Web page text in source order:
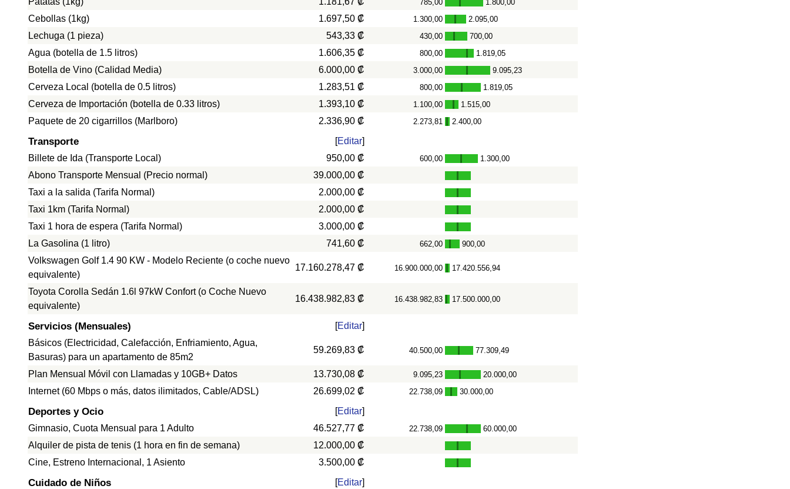
785,00 - 1.800,00
Cebollas (1kg) 1.697,50 ₡ 1.300,00 - 2.095,00
Lechuga (1 pieza) 543,33 ₡ 430,00 - 700,00
Agua (botella de 1.5 litros) 1.606,35 ₡ 800,00 - 1.819,05
Botella de Vino (Calidad Media) 6.000,00 ₡ 3.000,00 - 9.095,23
Cerveza Local (botella de 0.5 litros) 1.283,51 ₡ 800,00 - 1.819,05
Cerveza de Importación (botella de 0.33 litros) 1.393,10 ₡ 1.100,00 - 1.515,00
Paquete de 20 cigarrillos (Marlboro) 2.336,90 ₡ 2.273,81 - 2.400,00
Transporte [Editar]
Billete de Ida (Transporte Local)
950,00 ₡ 600,00 - 1.300,00
Abono Transporte Mensual (Precio normal)
39.000,00 ₡
Taxi a la salida (Tarifa Normal)
2.000,00 ₡
Taxi 1km (Tarifa Normal)
2.000,00 ₡
Taxi 1 hora de espera (Tarifa Normal)
3.000,00 ₡
La Gasolina (1 litro)
741,60 ₡ 662,00 - 900,00
Volkswagen Golf 1.4 90 KW - Modelo Reciente (o coche nuevo
equivalente)
17.160.278,47 ₡ 16.900.000,00 - 17.420.556,94
Toyota Corolla Sedán 1.6l 97kW Confort (o Coche Nuevo
equivalente)
16.438.982,83 ₡ 16.438.982,83 - 17.500.000,00
Servicios (Mensuales) [Editar]
Básicos (Electricidad, Calefacción, Enfriamiento, Agua,
Basuras) para un apartamento de 85m2
59.269,83 ₡ 40.500,00 - 77.309,49
Plan Mensual Móvil con Llamadas y 10GB+ Datos 13.730,08 ₡ 9.095,23 - 20.000,00
Internet (60 Mbps o más, datos ilimitados, Cable/ADSL) 26.699,02 ₡ 22.738,09 - 30.000,00
Deportes y Ocio [Editar]
Gimnasio, Cuota Mensual para 1 Adulto
46.527,77 ₡ 22.738,09 - 60.000,00
Alquiler de pista de tenis (1 hora en fin de semana)
12.000,00 ₡
Cine, Estreno Internacional, 1 Asiento
3.500,00 ₡
Cuidado de Niños [Editar]